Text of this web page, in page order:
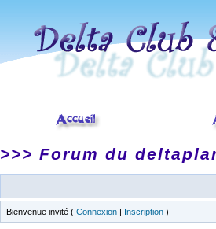
>>> Forum du
Bienvenue invité ( Connexion | Inscription )